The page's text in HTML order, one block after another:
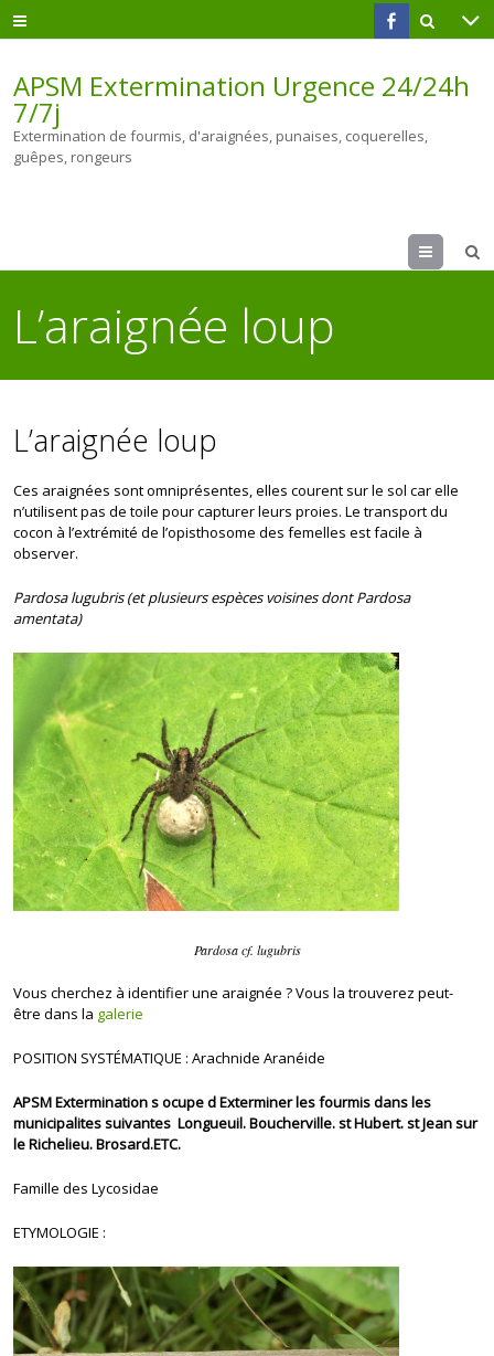
APSM Extermination Urgence 24/24h
7/7j
Extermination de fourmis, d'araignées, punaises, coquerelles,
guêpes, rongeurs
Menu
L’araignée loup
L’araignée loup
Ces araignées sont omniprésentes, elles courent sur le sol car elle
n’utilisent pas de toile pour capturer leurs proies. Le transport du
cocon à l’extrémité de l’opisthosome des femelles est facile à
observer.
Pardosa lugubris (et plusieurs espèces voisines dont Pardosa
amentata)
Pardosa cf. lugubris
Vous cherchez à identifier une araignée ? Vous la trouverez peut-
être dans la galerie
POSITION SYSTÉMATIQUE : Arachnide Aranéide
APSM Extermination s ocupe d Exterminer les fourmis dans les
municipalites suivantes Longueuil. Boucherville. st Hubert. st Jean sur
le Richelieu. Brosard.ETC.
Famille des Lycosidae
ETYMOLOGIE :